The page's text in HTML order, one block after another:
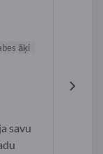
āķi
savu